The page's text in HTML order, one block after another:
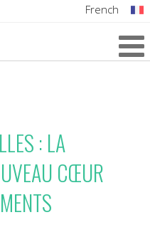
French
: LA
CŒUR